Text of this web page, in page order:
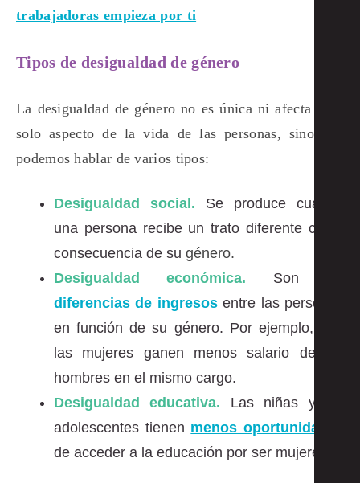
trabajadoras empieza por ti
Tipos de desigualdad de género
La desigualdad de género no es única ni afecta a un
solo aspecto de la vida de las personas, sino que
podemos hablar de varios tipos:
Desigualdad social. Se produce cuando
una persona recibe un trato diferente como
consecuencia de su género.
Desigualdad económica.
Son las
diferencias de ingresosentre las personas
en función de su género. Por ejemplo, que
las mujeres ganen menos salario de los
hombres en el mismo cargo.
Desigualdad educativa. Las niñas y las
adolescentes tienen menos oportunidades
de acceder a la educación por ser mujeres.